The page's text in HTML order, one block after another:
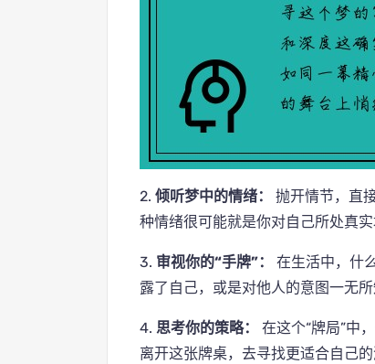
2. 倾听梦中的情绪：
抛开情节，直
种情绪很可能就是你对自己所处真实
3. 审视你的“手牌”：
在生活中，什
露了自己，或是对他人的意图一无所
4. 思考你的策略：
在这个“牌局”中
离开这张牌桌，去寻找更适合自己的